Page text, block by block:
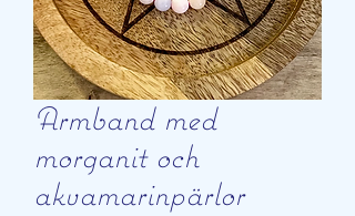
Armband med
morganit och
akvamarinpärlor